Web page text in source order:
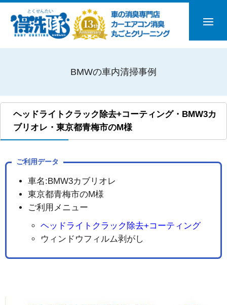
BMWの車内清掃事例
ヘッドライトクラック除去+コーティング・BMW3カ
ブリオレ・東京都青梅市のM様
ご利用データ
車名:BMW3カブリオレ
東京都青梅市のM様
ご利用メニュー
ヘッドライトクラック除去+コーティング
ウィンドウフィルム剥がし